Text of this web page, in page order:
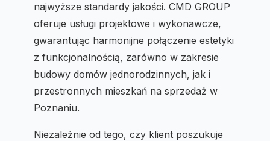
najwyższe standardy jakości. CMD GROUP
oferuje usługi projektowe i wykonawcze,
gwarantując harmonijne połączenie estetyki
z funkcjonalnością, zarówno w zakresie
budowy domów jednorodzinnych, jak i
przestronnych mieszkań na sprzedaż w
Poznaniu.
Niezależnie od tego, czy klient poszukuje